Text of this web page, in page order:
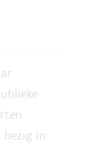
bezig in